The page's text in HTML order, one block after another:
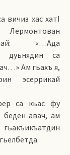
вичиз хас хатI
«…Ада
дуьнядин са
Ам гьахъ я,
эсеррикай
са кьас фу
беден авач, ам